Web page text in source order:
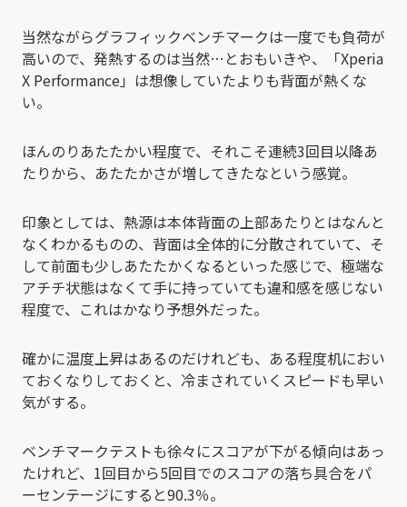
当然ながらグラフィックベンチマークは一度でも負荷が
高いので、発熱するのは当然…とおもいきや、「Xperia
X Performance」は想像していたよりも背面が熱くな
い。
ほんのりあたたかい程度で、それこそ連続3回目以降あ
たりから、あたたかさが増してきたなという感覚。
印象としては、熱源は本体背面の上部あたりとはなんと
なくわかるものの、背面は全体的に分散されていて、そ
して前面も少しあたたかくなるといった感じで、極端な
アチチ状態はなくて手に持っていても違和感を感じない
程度で、これはかなり予想外だった。
確かに温度上昇はあるのだけれども、ある程度机におい
ておくなりしておくと、冷まされていくスピードも早い
気がする。
ベンチマークテストも徐々にスコアが下がる傾向はあっ
たけれど、1回目から5回目でのスコアの落ち具合をパ
ーセンテージにすると90.3％。